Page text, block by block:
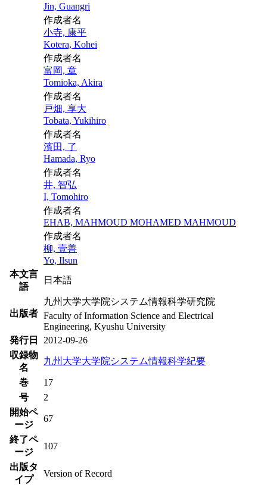
Jin, Guangri
作成者名
小寺, 康平
Kotera, Kohei
作成者名
富岡, 章
Tomioka, Akira
作成者名
戸畑, 享大
Tobata, Yukihiro
作成者名
濱田, 了
Hamada, Ryo
作成者名
井, 智弘
I, Tomohiro
作成者名
EHAB, MAHMOUD MOHAMED MAHMOUD
作成者名
柳, 壹善
Yo, Ilsun
本文言
語
日本語
出版者
九州大学大学院システム情報科学研究院
Faculty of Information Science and Electrical
Engineering, Kyushu University
発行日
2012-09-26
収録物
名
九州大学大学院システム情報科学紀要
巻
17
号
2
開始ペ
ージ
67
終了ペ
ージ
107
出版タ
イプ
Version of Record